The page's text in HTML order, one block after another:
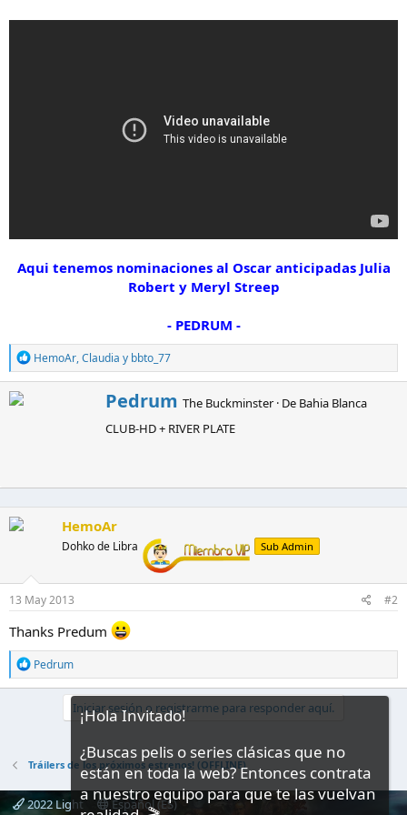
Aqui tenemos nominaciones al Oscar anticipadas Julia
Robert y Meryl Streep
- PEDRUM -
R
e
a
s
HemoAr,Claudia y bbto_77
E
s
c
o
o
r
Pedrum The Buckminster · De Bahia Blanca
CLUB-HD + RIVER PLATE
HemoAr
Dohko de Libra Sub Admin
13 May 2013 #2
Thanks Predum
R
e
a
n
s
:
Pedrum
Iniciar sesión o registrarme para responder aquí.
Tráilers de los próximos estrenos! (OFFLINE)
2022 Light Español (ES)
¡Hola Invitado!
¿Buscas pelis o series clásicas que no
están en toda la web? Entonces contrata
a nuestro equipo para que te las vuelvan